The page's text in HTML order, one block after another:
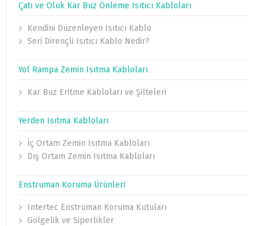
Çatı ve Oluk Kar Buz Önleme Isıtıcı Kabloları
Kendini Düzenleyen Isıtıcı Kablo
Seri Dirençli Isıtıcı Kablo Nedir?
Yol Rampa Zemin Isıtma Kabloları
Kar Buz Eritme Kabloları ve Şilteleri
Yerden Isıtma Kabloları
İç Ortam Zemin Isıtma Kabloları
Dış Ortam Zemin Isıtma Kabloları
Enstruman Koruma Ürünleri
Intertec Enstruman Koruma Kutuları
Gölgelik ve Siperlikler